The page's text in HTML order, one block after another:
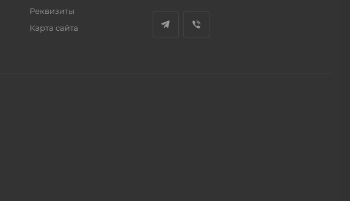
Реквизиты
Карта сайта